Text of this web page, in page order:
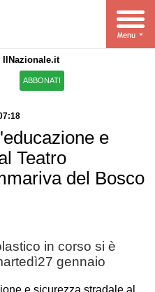
IlNazionale.it
ABBONATI
e
Teatro
del Bosco
in corso si è
gennaio